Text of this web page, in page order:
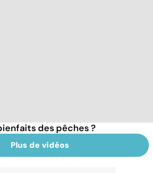
des pêches ?
Plus de vidéos